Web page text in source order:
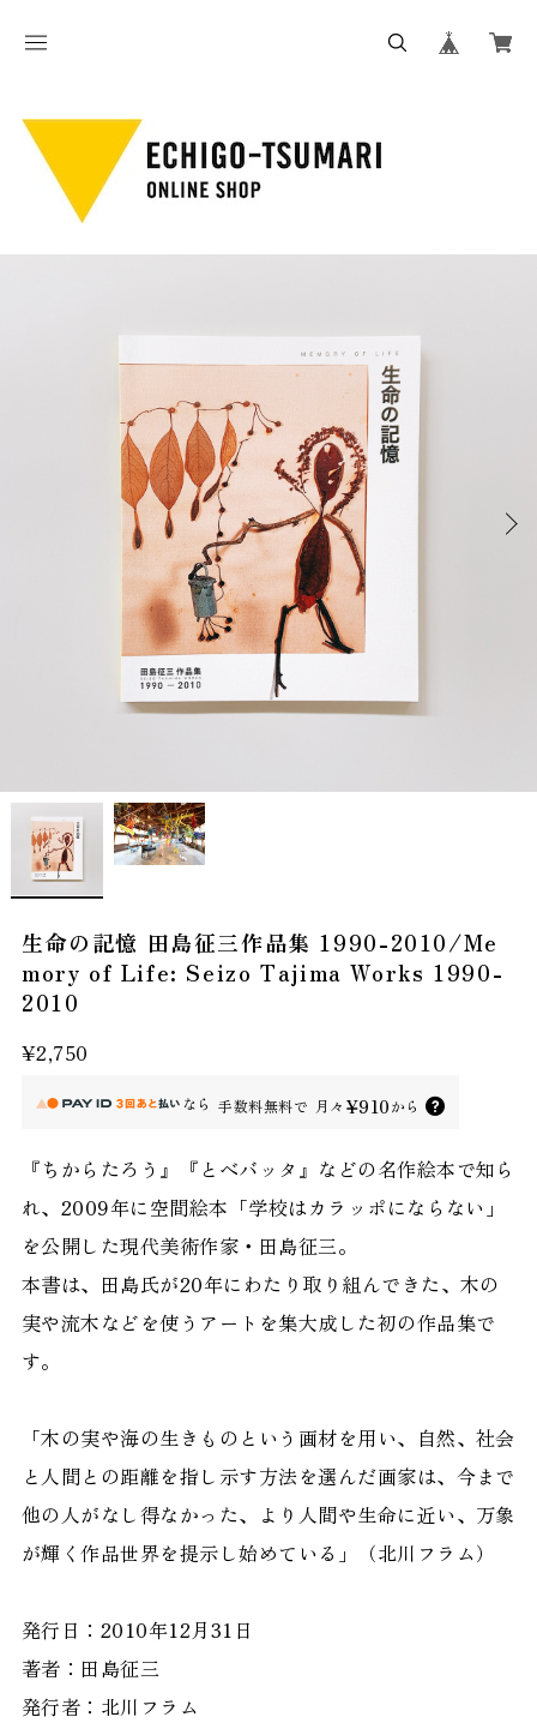
生命の記憶 田島征三作品集 1990-2010/Me
mory of Life: Seizo Tajima Works 1990-
2010
¥2,750
なら 手数料無料で 月々 ¥910から
『ちからたろう』『とべバッタ』などの名作絵本で知ら
れ、2009年に空間絵本「学校はカラッポにならない」
を公開した現代美術作家・田島征三。
本書は、田島氏が20年にわたり取り組んできた、木の
実や流木などを使うアートを集大成した初の作品集で
す。
「木の実や海の生きものという画材を用い、自然、社会
と人間との距離を指し示す方法を選んだ画家は、今まで
他の人がなし得なかった、より人間や生命に近い、万象
が輝く作品世界を提示し始めている」（北川フラム）
発行日：2010年12月31日
著者：田島征三
発行者：北川フラム